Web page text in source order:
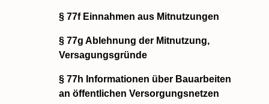
§ 77f Einnahmen aus Mitnutzungen
§ 77g Ablehnung der Mitnutzung,
Versagungsgründe
§ 77h Informationen über Bauarbeiten
an öffentlichen Versorgungsnetzen